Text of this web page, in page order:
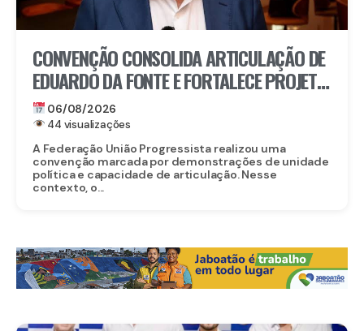
CONVENÇÃO CONSOLIDA ARTICULAÇÃO DE
EDUARDO DA FONTE E FORTALECE PROJETO
PARA O SENADO
06/08/2026
44 visualizações
A Federação União Progressista realizou uma
convenção marcada por demonstrações de unidade
política e capacidade de articulação. Nesse
contexto, o...